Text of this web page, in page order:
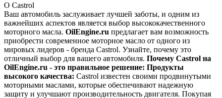
О Castrol
Ваш автомобиль заслуживает лучшей заботы, и одним из
важнейших аспектов является выбор высококачественного
моторного масла. OilEngine.ru предлагает вам возможность
приобрести современное моторное масло от одного из
мировых лидеров - бренда Castrol. Узнайте, почему это
отличный выбор для вашего автомобиля. Почему Castrol на
OilEngine.ru - это правильное решение: Продукты
высокого качества: Castrol известен своими продвинутыми
моторными маслами, которые обеспечивают надежную
защиту и улучшают производительность двигателя. Покупая